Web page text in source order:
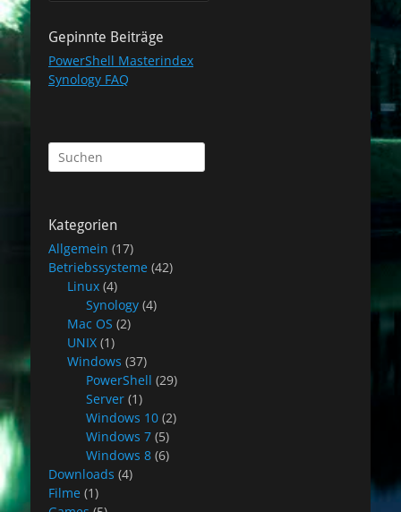
Gepinnte Beiträge
PowerShell Masterindex
Synology FAQ
Suchen
nach:
Kategorien
Allgemein (17)
Betriebssysteme (42)
Linux (4)
Synology (4)
Mac OS (2)
UNIX (1)
Windows (37)
PowerShell (29)
Server (1)
Windows 10 (2)
Windows 7 (5)
Windows 8 (6)
Downloads (4)
Filme (1)